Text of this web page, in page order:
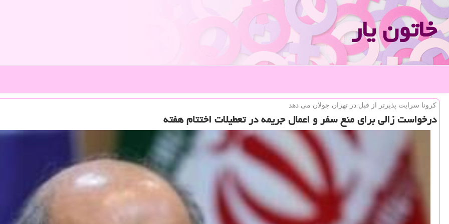
خاتون یار
كرونا سرایت پذیرتر از قبل در تهران جولان می دهد
درخواست زالی برای منع سفر و اعمال جریمه در تعطیلات اختتام هفته